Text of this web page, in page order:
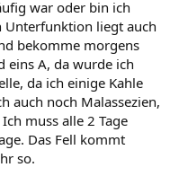
war oder bin ich
Unterfunktion liegt auch
bekomme morgens
eins A, da wurde ich
da ich einige Kahle
auch noch Malassezien,
muss alle 2 Tage
Das Fell kommt
so.